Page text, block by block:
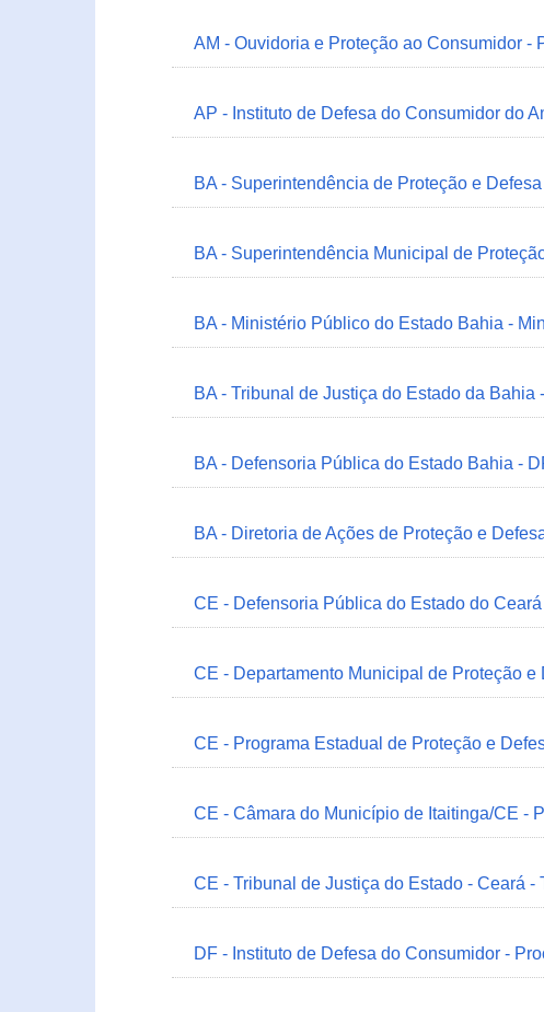
AM - Ouvidoria e Proteção ao Consumidor -
AP - Instituto de Defesa do Consumidor do
BA - Superintendência de Proteção e
BA - Superintendência Municipal de
BA - Ministério Público do Estado Bahia -
BA - Tribunal de Justiça do Estado da Bahia
BA - Defensoria Pública do Estado Bahia -
BA - Diretoria de Ações de Proteção e
CE - Defensoria Pública do Estado do
CE - Departamento Municipal de Proteção
CE - Programa Estadual de Proteção e
CE - Câmara do Município de Itaitinga/CE -
CE - Tribunal de Justiça do Estado - Ceará -
DF - Instituto de Defesa do Consumidor -